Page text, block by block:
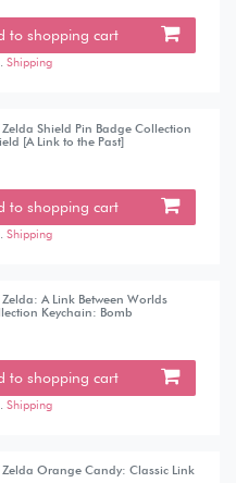
to shopping cart
Shipping
Shield Pin Badge Collection
[A Link to the Past]
to shopping cart
Shipping
A Link Between Worlds
Keychain: Bomb
to shopping cart
Shipping
Zelda Orange Candy: Classic Link